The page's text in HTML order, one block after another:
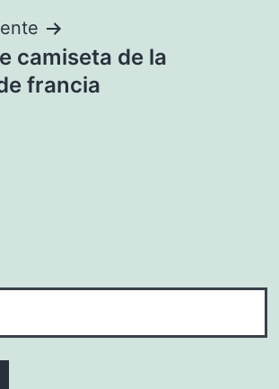
camiseta de la
francia